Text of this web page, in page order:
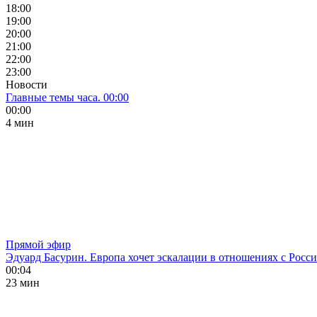
18:00
19:00
20:00
21:00
22:00
23:00
Новости
Главные темы часа. 00:00
00:00
4 мин
Прямой эфир
Эдуард Басурин. Европа хочет эскалации в отношениях с
00:04
23 мин